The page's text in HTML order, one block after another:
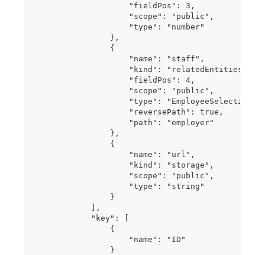
                    "fieldPos": 3,
                    "scope": "public",
                    "type": "number"
                },
                {
                    "name": "staff",
                    "kind": "relatedEntities",
                    "fieldPos": 4,
                    "scope": "public",
                    "type": "EmployeeSelection",
                    "reversePath": true,
                    "path": "employer"
                },
                {
                    "name": "url",
                    "kind": "storage",
                    "scope": "public",
                    "type": "string"
                }
            ],
            "key": [
                {
                    "name": "ID"
                }